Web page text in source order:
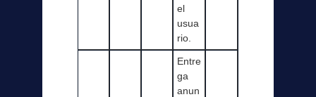
el
usua
rio.
Entre
ga
anun